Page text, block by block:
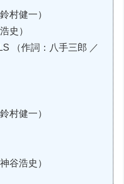
村健一）
史）
（作詞：八手三郎 ／
村健一）
谷浩史）